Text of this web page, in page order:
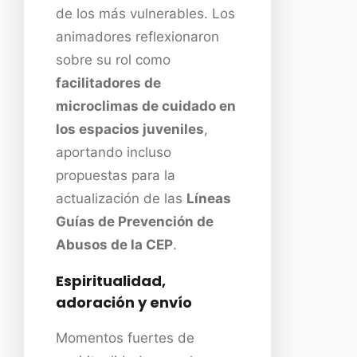
de los más vulnerables. Los
animadores reflexionaron
sobre su rol como
facilitadores de
microclimas de cuidado en
los espacios juveniles,
aportando incluso
propuestas para la
actualización de las Líneas
Guías de Prevención de
Abusos de la CEP.
Espiritualidad,
adoración y envío
Momentos fuertes de